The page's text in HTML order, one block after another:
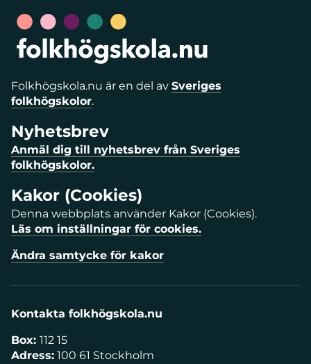
Folkhögskola.nu är en del av Sveriges
folkhögskolor.
Nyhetsbrev
Anmäl dig till nyhetsbrev från Sveriges
folkhögskolor.
Kakor (Cookies)
Denna webbplats använder Kakor (Cookies).
Läs om inställningar för cookies.
Ändra samtycke för kakor
Kontakta folkhögskola.nu
Box: 112 15
Adress: 100 61 Stockholm